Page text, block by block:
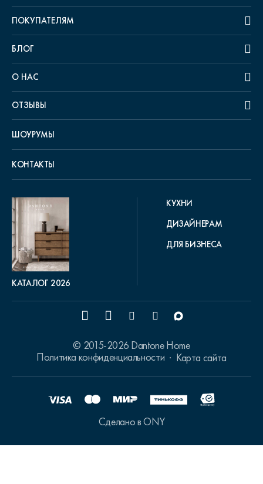
ПОКУПАТЕЛЯМ
БЛОГ
О НАС
ОТЗЫВЫ
ШОУРУМЫ
КОНТАКТЫ
КАТАЛОГ 2026
КУХНИ
ДИЗАЙНЕРАМ
ДЛЯ БИЗНЕСА
© 2015-2026 Dantone Home
Политика конфиденциальности
Карта сайта
Сделано в ONY